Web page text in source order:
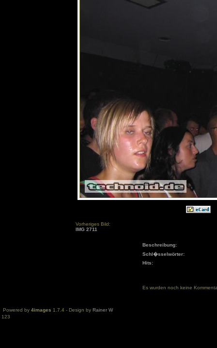
Vorheriges Bild:
IMG 2711
Beschreibung:
Schl�sselwörter:
Hits:
Es wurden noch keine
Powered by 4images 1.7.4 - Design by Rainer W
123